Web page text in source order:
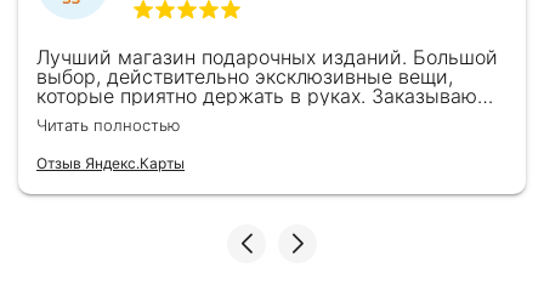
Лучший магазин подарочных изданий. Большой
выбор, действительно эксклюзивные вещи,
которые приятно держать в руках. Заказываю
здесь уже второй раз для бизнес-партнеров,
всегда всё безупречно — от общения с
консультантами до качества самих книг.
Однозначно рекомендую
Читать полностью
Отзыв Яндекс.Карты